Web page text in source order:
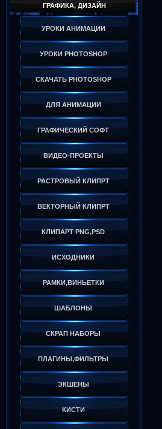
ГРАФИКА, ДИЗАЙН
УРОКИ АНИМАЦИИ
УРОКИ PHOTOSHOP
СКАЧАТЬ PHOTOSHOP
ДЛЯ АНИМАЦИИ
ГРАФИЧЕСКИЙ СОФТ
ВИДЕО-ПРОЕКТЫ
РАСТРОВЫЙ КЛИПРТ
ВЕКТОРНЫЙ КЛИПРТ
КЛИПАРТ PNG,PSD
ИСХОДНИКИ
РАМКИ,ВИНЬЕТКИ
ШАБЛОНЫ
СКРАП НАБОРЫ
ПЛАГИНЫ,ФИЛЬТРЫ
ЭКШЕНЫ
КИСТИ